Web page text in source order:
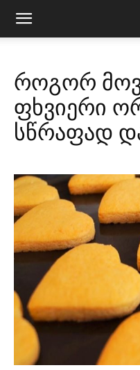
როგორ
ფხვიერი
სწრაფად